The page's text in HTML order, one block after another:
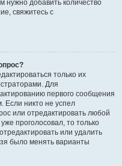
нужно добавить количество
свяжитесь с
только их
Для
первого сообщения
Если никто не успел
или отредактировать любой
проголосовал, то только
или удалить
было менять варианты